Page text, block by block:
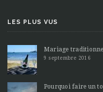
LES PLUS VUS
Mariage
9 septembre 2016
Pourquoi faire un